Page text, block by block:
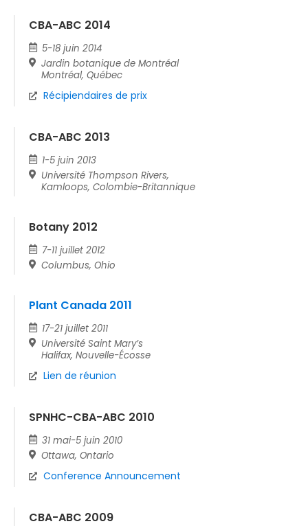
CBA-ABC 2014
5-18 juin 2014
Jardin botanique de Montréal
Montréal, Québec
Récipiendaires de prix
CBA-ABC 2013
1-5 juin 2013
Université Thompson Rivers,
Kamloops, Colombie-Britannique
Botany 2012
7-11 juillet 2012
Columbus, Ohio
Plant Canada 2011
17-21 juillet 2011
Université Saint Mary’s
Halifax, Nouvelle-Écosse
Lien de réunion
SPNHC-CBA-ABC 2010
31 mai-5 juin 2010
Ottawa, Ontario
Conference Announcement
CBA-ABC 2009